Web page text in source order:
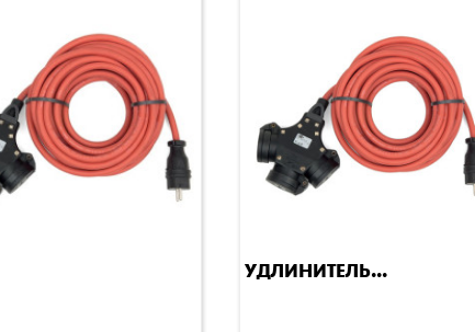
Быстрый просмотр
УДЛИНИТЕЛЬ...